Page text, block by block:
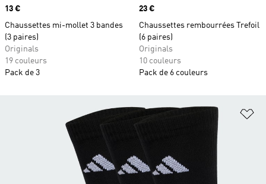
Prix
13 €
Chaussettes mi-mollet 3 bandes
(3 paires)
Originals
19 couleurs
Pack de 3
Prix
23 €
Chaussettes rembourrées Trefoil
(6 paires)
Originals
10 couleurs
Pack de 6 couleurs